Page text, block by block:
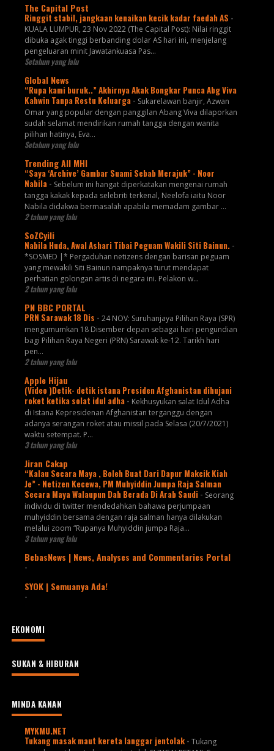
The Capital Post
Ringgit stabil, jangkaan kenaikan kecik kadar faedah AS -
KUALA LUMPUR, 23 Nov 2022 (The Capital Post): Nilai ringgit
dibuka agak tinggi berbanding dolar AS hari ini, menjelang
pengeluaran minit Jawatankuasa Pas...
Setahun yang lalu
Global News
“Rupa kami buruk..” Akhirnya Akak Bongkar Punca Abg Viva
Kahwin Tanpa Restu Keluarga - Sukarelawan banjir, Azwan
Omar yang popular dengan panggilan Abang Viva dilaporkan
sudah selamat mendirikan rumah tangga dengan wanita
pilihan hatinya, Eva...
Setahun yang lalu
Trending All MHI
“Saya ‘Archive’ Gambar Suami Sebab Merajuk” - Noor
Nabila - Sebelum ini hangat diperkatakan mengenai rumah
tangga kakak kepada selebriti terkenal, Neelofa iaitu Noor
Nabila didakwa bermasalah apabila memadam gambar ...
2 tahun yang lalu
SoZCyili
Nabila Huda, Awal Ashari Tibai Peguam Wakili Siti Bainun. -
*SOSMED |* Pergaduhan netizens dengan barisan peguam
yang mewakili Siti Bainun nampaknya turut mendapat
perhatian golongan artis di negara ini. Pelakon w...
2 tahun yang lalu
PN BBC PORTAL
PRN Sarawak 18 Dis - 24 NOV: Suruhanjaya Pilihan Raya (SPR)
mengumumkan 18 Disember depan sebagai hari pengundian
bagi Pilihan Raya Negeri (PRN) Sarawak ke-12. Tarikh hari
pen...
2 tahun yang lalu
Apple Hijau
(Video )Detik- detik istana Presiden Afghanistan dihujani
roket ketika solat idul adha - Kekhusyukan salat Idul Adha
di Istana Kepresidenan Afghanistan terganggu dengan
adanya serangan roket atau missil pada Selasa (20/7/2021)
waktu setempat. P...
3 tahun yang lalu
Jiran Cakap
“Kalau Secara Maya , Boleh Buat Dari Dapur Makcik Kiah
Je” - Netizen Kecewa, PM Muhyiddin Jumpa Raja Salman
Secara Maya Walaupun Dah Berada Di Arab Saudi - Seorang
individu di twitter mendedahkan bahawa perjumpaan
muhyiddin bersama dengan raja salman hanya dilakukan
melalui zoom “Rupanya Muhyiddin jumpa Raja...
3 tahun yang lalu
BebasNews | News, Analyses and Commentaries Portal
-
SYOK | Semuanya Ada!
-
EKONOMI
SUKAN & HIBURAN
MINDA KANAN
MYKMU.NET
Tukang masak maut kereta langgar jentolak - Tukang